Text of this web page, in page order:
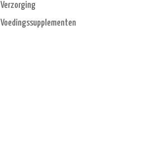
Verzorging
Voedingssupplementen